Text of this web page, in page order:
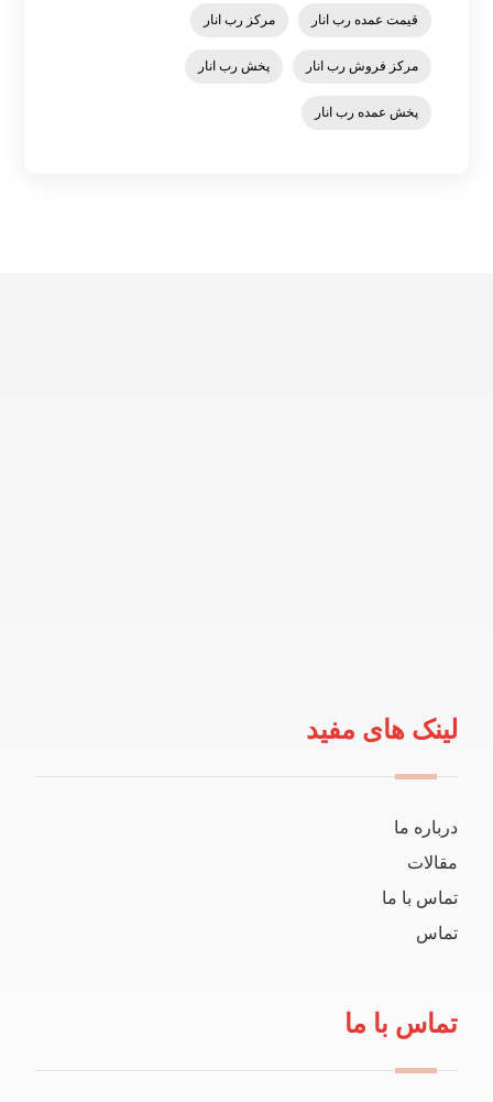
قیمت عمده رب انار مرکز رب انار
مرکز فروش رب انار پخش رب انار
پخش عمده رب انار
لینک های مفید
درباره ما
مقالات
تماس با ما
تماس
تماس با ما